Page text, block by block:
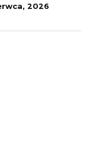
2026